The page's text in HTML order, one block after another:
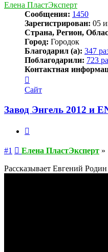
Елена ПластЭксперт
Сообщения: 1450
Зарегистрирован: 05
Страна, Регион,
Город: Городок
Благодарил (а): 347
Поблагодарили: 723
Контактная
информация
пользователя
Елена
ПластЭксперт
Сайт
Завод Энгель 2012 и
#1 Сообщение
Елена ПластЭксперт »
Рассказывает Евгений